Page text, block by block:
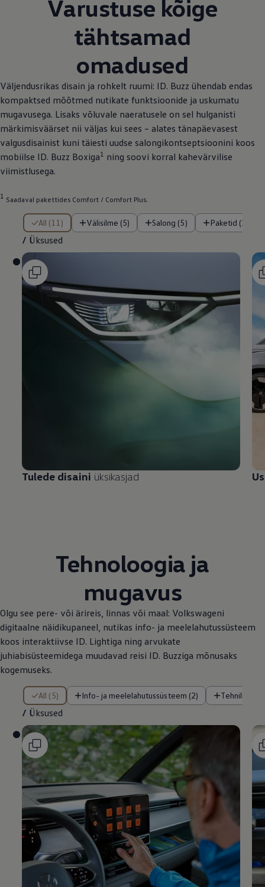
Varustuse kõige
tähtsamad
omadused
Väljendusrikas disain ja rohkelt ruumi: ID. Buzz ühendab endas
kompaktsed mõõtmed nutikate funktsioonide ja uskumatu
mugavusega. Lisaks võluvale naeratusele on sel hulganisti
märkimisväärset nii väljas kui sees – alates tänapäevasest
valgusdisainist kuni täiesti uudse salongikontseptsioonini koos
mobiilse ID. Buzz Boxiga1 ning soovi korral kahevärvilise
viimistlusega.
1 Saadaval pakettides Comfort / Comfort Plus.
All (11) Välisilme (5) Salong (5) Paketid (1)
/ Üksused
/ Üksused
Tulede disaini üksikasjad
Tehnoloogia ja
mugavus
Olgu see pere- või ärireis, linnas või maal: Volkswageni
digitaalne näidikupaneel, nutikas info- ja meelelahutussüsteem
koos interaktiivse ID. Lightiga ning arvukate
juhiabisüsteemidega muudavad reisi ID. Buzziga mõnusaks
kogemuseks.
All (5) Info- ja meelelahutussüsteem (2) Tehnilised
/ Üksused
/ Üksused